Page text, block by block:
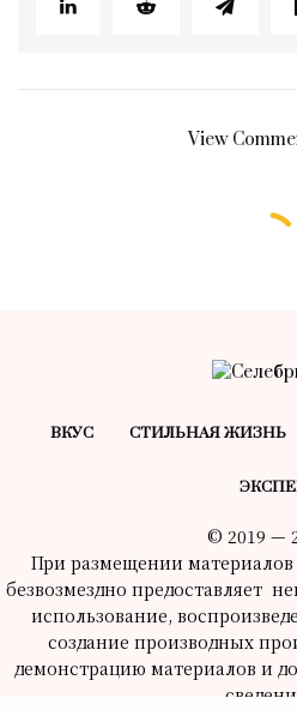
View
ВКУС СТИЛЬНАЯ ЖИЗНЬ
© 2019 —
При размещении материалов
безвозмездно предоставляет
использование,
создание производных
демонстрацию материалов и